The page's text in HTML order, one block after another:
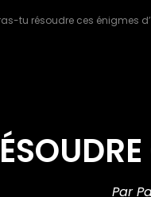
tu résoudre ces énigmes
Par